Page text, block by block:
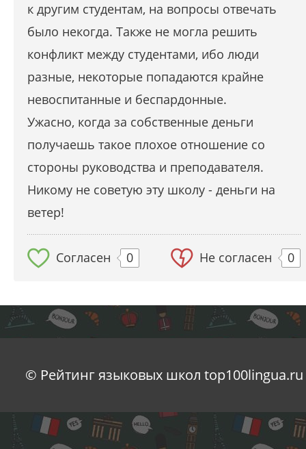
к другим студентам, на вопросы отвечать
было некогда. Также не могла решить
конфликт между студентами, ибо люди
разные, некоторые попадаются крайне
невоспитанные и беспардонные.
Ужасно, когда за собственные деньги
получаешь такое плохое отношение со
стороны руководства и преподавателя.
Никому не советую эту школу - деньги на
ветер!
Согласен 0 Не согласен 0
© Рейтинг языковых школ top100lingua.ru